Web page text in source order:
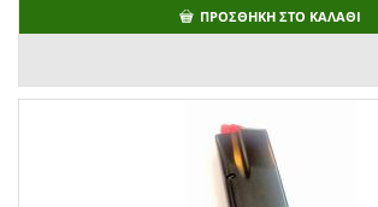
ΠΡΟΣΘΉΚΗ ΣΤΟ ΚΑΛΆΘΙ